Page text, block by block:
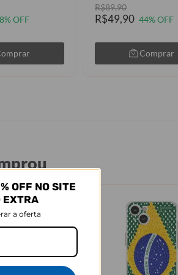
OFF
R$89,90
R$49,90 44% OFF
Comprar
OFF NO SITE
EXTRA
a oferta